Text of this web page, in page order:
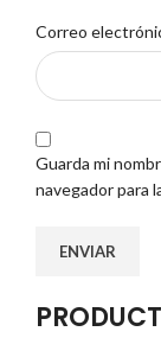
Correo
Guarda mi
navegador para